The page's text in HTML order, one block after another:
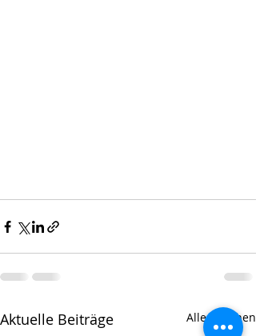
Aktuelle Beiträge Alle ansehen